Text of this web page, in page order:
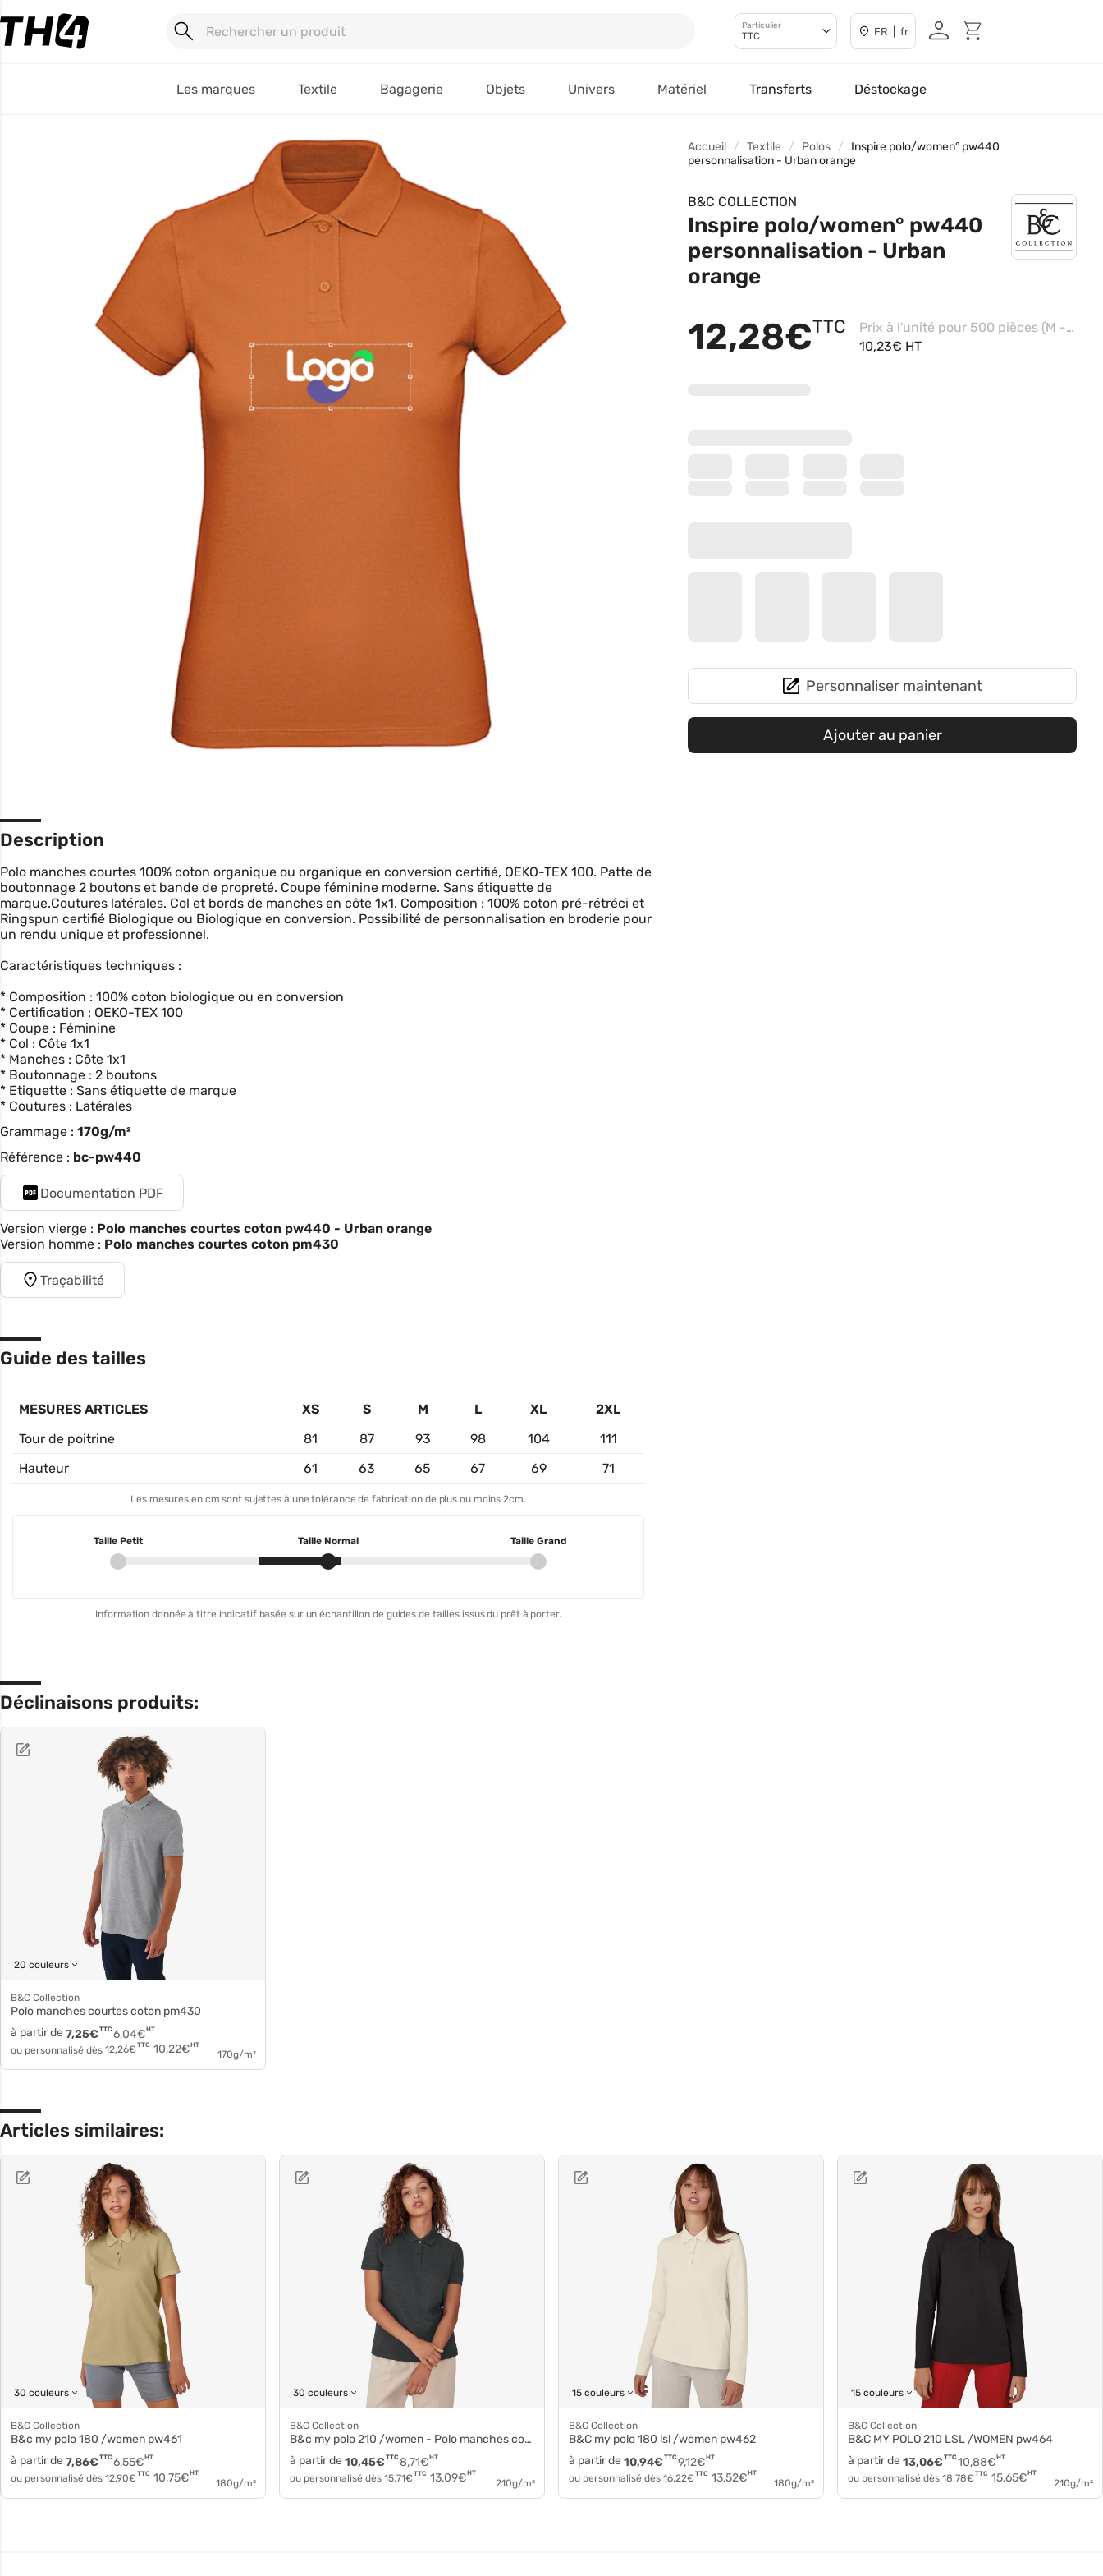
Particulier
TTC FR | fr
Les marques Textile Bagagerie Objets Univers Matériel Transferts Déstockage
Accueil Textile Polos
Inspire polo/women° pw440
personnalisation - Urban orange
B&C COLLECTION
Inspire polo/women° pw440
personnalisation - Urban
orange
12,28€TTC
Prix à l'unité pour 500 pièces (M - White, Impression coeur)
10,23€ HT
Personnaliser maintenant
Ajouter au panier
Description
Polo manches courtes 100% coton organique ou organique en conversion certifié, OEKO-TEX 100. Patte de
boutonnage 2 boutons et bande de propreté. Coupe féminine moderne. Sans étiquette de
marque.Coutures latérales. Col et bords de manches en côte 1x1. Composition : 100% coton pré-rétréci et
Ringspun certifié Biologique ou Biologique en conversion. Possibilité de personnalisation en broderie pour
un rendu unique et professionnel.
Caractéristiques techniques :
* Composition : 100% coton biologique ou en conversion
* Certification : OEKO-TEX 100
* Coupe : Féminine
* Col : Côte 1x1
* Manches : Côte 1x1
* Boutonnage : 2 boutons
* Etiquette : Sans étiquette de marque
* Coutures : Latérales
Grammage : 170g/m²
Référence : bc-pw440
Documentation PDF
Version vierge : Polo manches courtes coton pw440 - Urban orange
Version homme : Polo manches courtes coton pm430
Traçabilité
Guide des tailles
MESURES ARTICLES XS S M L XL
2XL
Tour de poitrine
81 87 93 98 104
111
Hauteur
61 63 65 67 69 71
Les mesures en cm sont sujettes à une tolérance de fabrication de plus ou moins 2cm.
Taille Petit Taille Normal Taille Grand
Information donnée à titre indicatif basée sur un échantillon de guides de tailles issus du prêt à porter.
Déclinaisons produits:
20 couleurs
B&C Collection
Polo manches courtes coton pm430
à partir de
6,04€HT
7,25€ TTC
ou personnalisé dès 12,26€ TTC 10,22€HT
170g/m²
Articles similaires:
30 couleurs
B&C Collection
B&c my polo 180 /women pw461
à partir de
6,55€HT
7,86€ TTC
ou personnalisé dès 12,90€ TTC 10,75€HT
180g/m²
30 couleurs
B&C Collection
B&c my polo 210 /women - Polo manches courtes coton pw463
à partir de
8,71€HT
10,45€ TTC
ou personnalisé dès 15,71€ TTC 13,09€HT
210g/m²
15 couleurs
B&C Collection
B&C my polo 180 lsl /women pw462
à partir de
9,12€HT
10,94€ TTC
ou personnalisé dès 16,22€ TTC 13,52€HT
180g/m²
15 couleurs
B&C Collection
B&C MY POLO 210 LSL /WOMEN pw464
à partir de
10,88€HT
13,06€ TTC
ou personnalisé dès 18,78€ TTC 15,65€HT
210g/m²